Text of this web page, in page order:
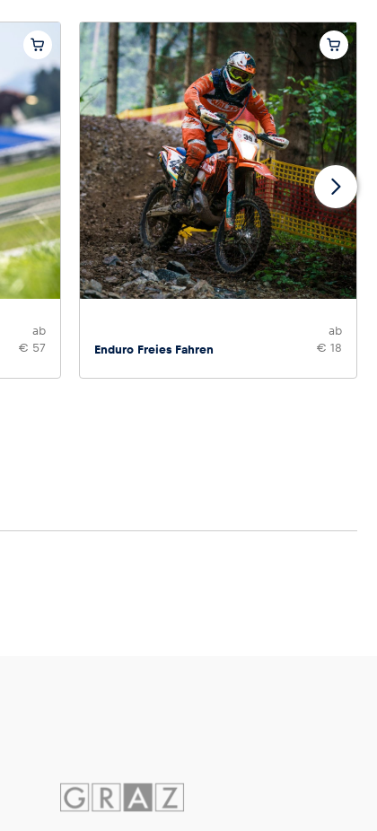
ab
€ 57
Enduro Freies Fahren
ab
€ 18